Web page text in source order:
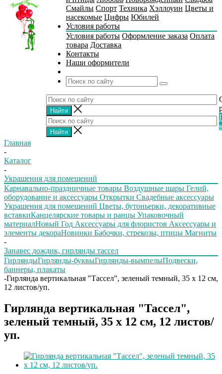
Смайлы Спорт Техника Хэллоуин Цветы и
насекомые Цифры Юбилей
Условия работы
Условия работы Оформление заказа Оплата
товара Доставка
Контакты
Наши оформители
Главная
-
Каталог
-
Украшения для помещений
Карнавально-праздничные товары Воздушные шары Гелий,
оборудование и аксессуары Открытки Свадебные аксессуары
Украшения для помещений Цветы, бутоньерки, декоративные
вставкиКанцелярские товары и ранцы Упаковочный
материалНовый Год Аксессуары для флористов Аксессуары и
элементы декораНовинки Бабочки, стрекозы, птицы Магниты
-
Занавес дождик, гирлянды тассел
ГирляндыГирлянды-буквыГирлянды-вымпелыПодвески,
баннеры, плакаты
-Гирлянда вертикальная "Тассел", зеленый темный, 35 х 12 см,
12 листов/уп.
Гирлянда вертикальная "Тассел",
зеленый темный, 35 х 12 см, 12 листов/
уп.